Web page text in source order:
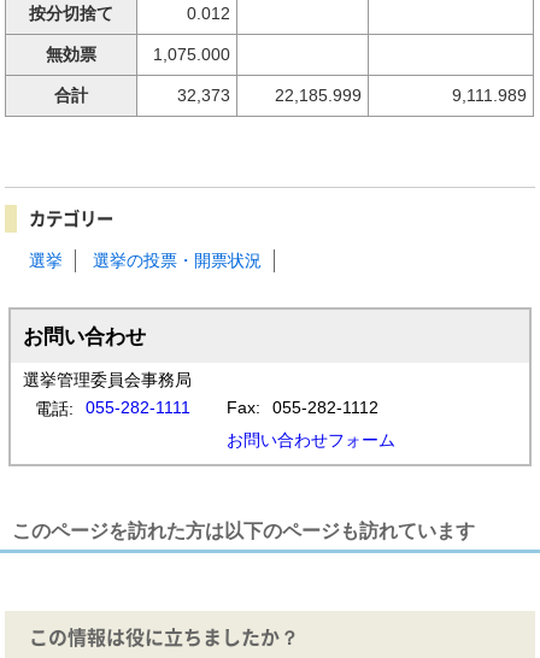
按分切捨て 0.012
無効票 1,075.000
合計 32,373 22,185.999 9,111.989
カテゴリー
選挙 選挙の投票・開票状況
お問い合わせ
選挙管理委員会事務局
電話:
055-282-1111 Fax:
055-282-1112
お問い合わせフォーム
このページを訪れた方は以下のページも訪れています
この情報は役に立ちましたか？